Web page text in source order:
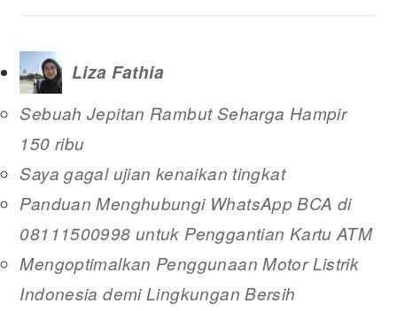
Liza Fathia
Sebuah Jepitan Rambut Seharga Hampir
150 ribu
Saya gagal ujian kenaikan tingkat
Panduan Menghubungi WhatsApp BCA di
08111500998 untuk Penggantian Kartu ATM
Mengoptimalkan Penggunaan Motor Listrik
Indonesia demi Lingkungan Bersih